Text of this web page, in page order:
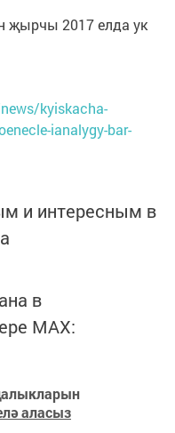
җырчы 2017 елда ук
kyiskacha-
ianalygy-bar-
и интересным в
в
MАХ:
аласыз